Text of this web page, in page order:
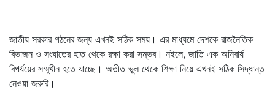
জাতীয় সরকার গঠনের জন্য এখনই সঠিক সময়। এর মাধ্যমে দেশকে রাজনৈতিক
বিভাজন ও সংঘাতের হাত থেকে রক্ষা করা সম্ভব। নইলে, জাতি এক অনিবার্য
বিপর্যয়ের সম্মুখীন হতে যাচ্ছে। অতীত ভুল থেকে শিক্ষা নিয়ে এখনই সঠিক সিদ্ধান্ত
নেওয়া জরুরি।